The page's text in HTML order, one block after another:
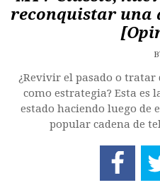
reconquistar una
¿Revivir el pasado o tratar
como estrategia? Esta es
estado haciendo luego de
popular cadena de